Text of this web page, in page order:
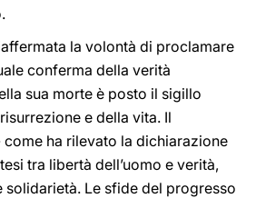
la volontà di proclamare
conferma della verità
sua morte è posto il sigillo
e della vita. Il
ha rilevato la dichiarazione
tra libertà dell’uomo e verità,
solidarietà. Le sfide del progresso